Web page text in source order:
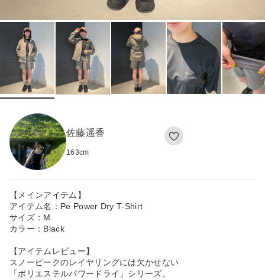
佐藤遥香
163cm
【メインアイテム】
アイテム名：Pe Power Dry T-Shirt
サイズ：M
カラー：Black
【アイテムレビュー】
スノーピークのレイヤリングには欠かせない
「ポリエステルパワードライ」シリーズ。